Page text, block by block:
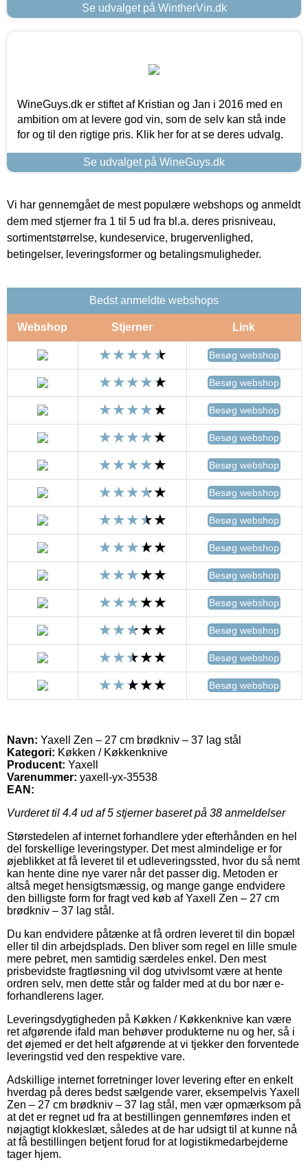
Se udvalget på WintherVin.dk
WineGuys.dk er stiftet af Kristian og Jan i 2016 med en
ambition om at levere god vin, som de selv kan stå inde
for og til den rigtige pris. Klik her for at se deres udvalg.
Se udvalget på WineGuys.dk
Vi har gennemgået de mest populære webshops og anmeldt
dem med stjerner fra 1 til 5 ud fra bl.a. deres prisniveau,
sortimentstørrelse, kundeservice, brugervenlighed,
betingelser, leveringsformer og betalingsmuligheder.
Bedst anmeldte webshops
Webshop Stjerner Link
Besøg webshop
Besøg webshop
Besøg webshop
Besøg webshop
Besøg webshop
Besøg webshop
Besøg webshop
Besøg webshop
Besøg webshop
Besøg webshop
Besøg webshop
Besøg webshop
Besøg webshop
Navn: Yaxell Zen – 27 cm brødkniv – 37 lag stål
Kategori: Køkken / Køkkenknive
Producent: Yaxell
Varenummer: yaxell-yx-35538
EAN:
Vurderet til 4.4 ud af 5 stjerner baseret på 38 anmeldelser
Størstedelen af internet forhandlere yder efterhånden en hel
del forskellige leveringstyper. Det mest almindelige er for
øjeblikket at få leveret til et udleveringssted, hvor du så nemt
kan hente dine nye varer når det passer dig. Metoden er
altså meget hensigtsmæssig, og mange gange endvidere
den billigste form for fragt ved køb af Yaxell Zen – 27 cm
brødkniv – 37 lag stål.
Du kan endvidere påtænke at få ordren leveret til din bopæl
eller til din arbejdsplads. Den bliver som regel en lille smule
mere pebret, men samtidig særdeles enkel. Den mest
prisbevidste fragtløsning vil dog utvivlsomt være at hente
ordren selv, men dette står og falder med at du bor nær e-
forhandlerens lager.
Leveringsdygtigheden på Køkken / Køkkenknive kan være
ret afgørende ifald man behøver produkterne nu og her, så i
det øjemed er det helt afgørende at vi tjekker den forventede
leveringstid ved den respektive vare.
Adskillige internet forretninger lover levering efter en enkelt
hverdag på deres bedst sælgende varer, eksempelvis Yaxell
Zen – 27 cm brødkniv – 37 lag stål, men vær opmærksom på
at det er regnet ud fra at bestillingen gennemføres inden et
nøjagtigt klokkeslæt, således at de har udsigt til at kunne nå
at få bestillingen betjent forud for at logistikmedarbejderne
tager hjem.